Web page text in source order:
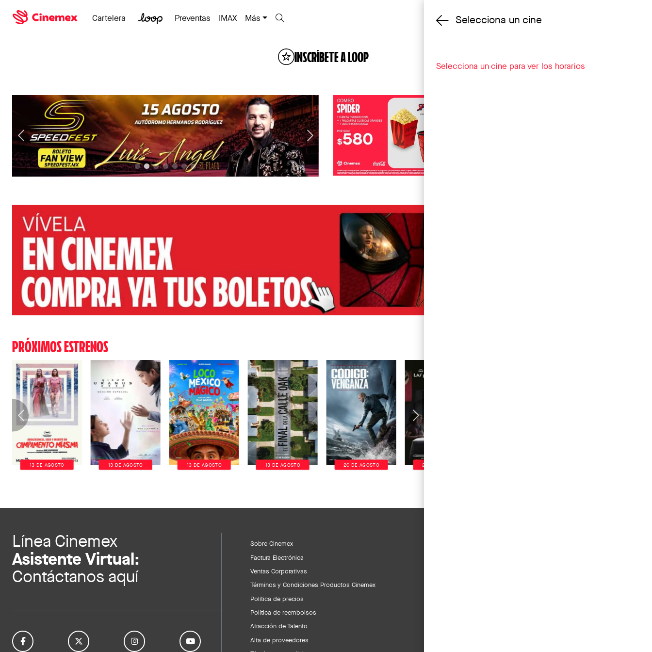
Cambiar cine
Cartelera Preventas IMAX Más
INSCRÍBETE A LOOP
PRÓXIMOS ESTRENOS
13 DE AGOSTO 13 DE AGOSTO 13 DE AGOSTO 13 DE AGOSTO 20 DE AGOSTO 20 DE AGOSTO
Línea Cinemex
Asistente Virtual:
Contáctanos aquí
Sobre Cinemex
Factura Electrónica
Ventas Corporativas
Términos y Condiciones Productos Cinemex
Política de precios
Política de reembolsos
Atracción de Talento
Alta de proveedores
Selecciona un cine
Selecciona un cine para ver los horarios